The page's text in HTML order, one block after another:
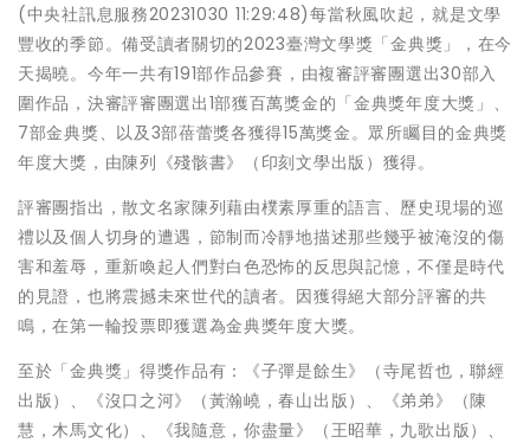
(中央社訊息服務20231030 11:29:48)每當秋風吹起，就是文學
豐收的季節。備受讀者關切的2023臺灣文學獎「金典獎」，在今
天揭曉。今年一共有191部作品參賽，由複審評審團選出30部入
圍作品，決審評審團選出1部獲百萬獎金的「金典獎年度大獎」、
7部金典獎、以及3部蓓蕾獎各獲得15萬獎金。眾所矚目的金典獎
年度大獎，由陳列《殘骸書》（印刻文學出版）獲得。
評審團指出，散文名家陳列藉由樸素厚重的語言、歷史現場的巡
禮以及個人切身的遭遇，節制而冷靜地描述那些幾乎被淹沒的傷
害和羞辱，重新喚起人們對白色恐怖的反思與記憶，不僅是時代
的見證，也將震撼未來世代的讀者。因獲得絕大部分評審的共
鳴，在第一輪投票即獲選為金典獎年度大獎。
至於「金典獎」得獎作品有：《子彈是餘生》（寺尾哲也，聯經
出版）、《沒口之河》（黃瀚嶢，春山出版）、《弟弟》（陳
慧，木馬文化）、《我隨意，你盡量》（王昭華，九歌出版）、